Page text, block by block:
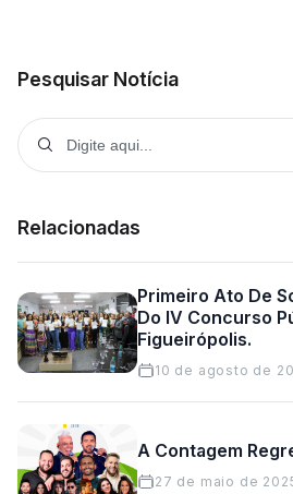
Pesquisar Notícia
Relacionadas
Primeiro Ato De
Do IV Concurso
Figueirópolis.
10 de agosto de
A Contagem
27 de maio de